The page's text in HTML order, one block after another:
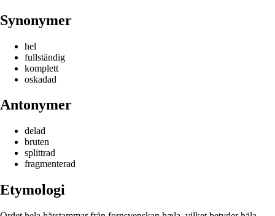
Synonymer
hel
fullständig
komplett
oskadad
Antonymer
delad
bruten
splittrad
fragmenterad
Etymologi